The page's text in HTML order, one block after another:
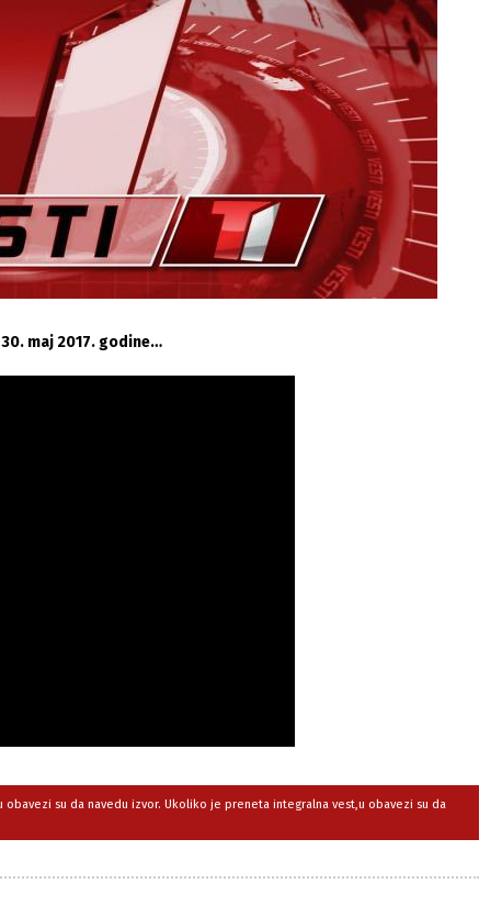
maj 2017. godine…
su da navedu izvor. Ukoliko je preneta integralna vest,u obavezi su da